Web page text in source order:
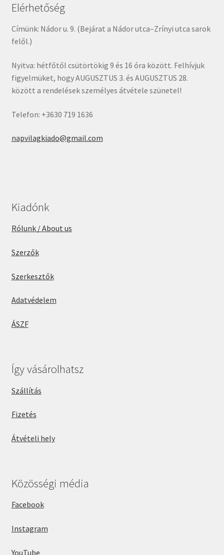
Elérhetőség
Címünk: Nádor u. 9. (Bejárat a Nádor utca–Zrínyi utca sarok
felől.)
Nyitva: hétfőtől csütörtökig 9 és 16 óra között. Felhívjuk
figyelmüket, hogy AUGUSZTUS 3. és AUGUSZTUS 28.
között a rendelések személyes átvétele szünetel!
Telefon: +3630 719 1636
napvilagkiado@gmail.com
Kiadónk
Rólunk / About us
Szerzők
Szerkesztők
Adatvédelem
ÁSZF
Így vásárolhatsz
Szállítás
Fizetés
Átvételi hely
Közösségi média
Facebook
Instagram
YouTube